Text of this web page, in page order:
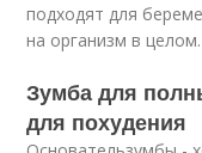
подходят для
на организм в целом.
Зумба для
для похудения